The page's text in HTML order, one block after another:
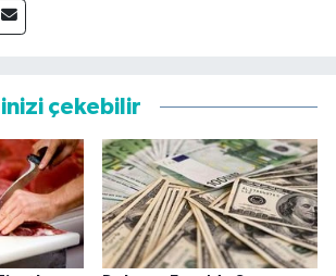
çekebilir